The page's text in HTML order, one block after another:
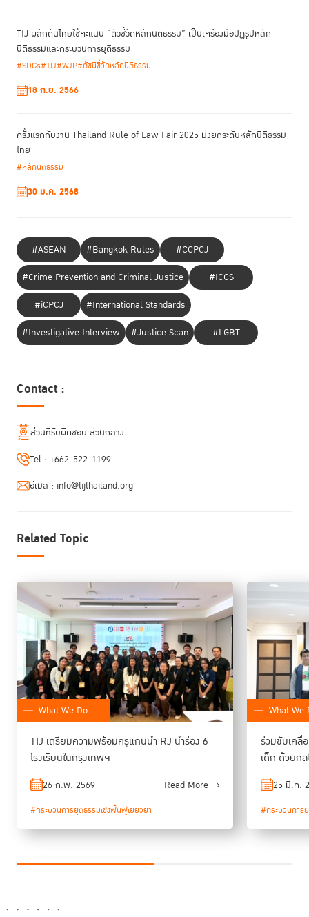
TIJ ผลักดันไทยใช้คะแนน “ตัวชี้วัดหลักนิติธรรม” เป็นเครื่องมือปฏิรูปหลัก
นิติธรรมและกระบวนการยุติธรรม
#SDGs#TIJ#WJP#ดัชนีชี้วัดหลักนิติธรรม
18 ก.ย. 2566
ครั้งแรกกับงาน Thailand Rule of Law Fair 2025 มุ่งยกระดับหลักนิติธรรม
ไทย
#หลักนิติธรรม
30 ม.ค. 2568
#ASEAN #Bangkok Rules
#CCPCJ
#Crime Prevention and Criminal Justice
#ICCS
#iCPCJ
#International Standards
#Investigative Interview
#Justice Scan #LGBT
Contact :
ส่วนที่รับผิดชอบ ส่วนกลาง
Tel : +662-522-1199
อีเมล : info@tijthailand.org
Related Topic
What We Do
TIJ เตรียมความพร้อมครูแกนนำ RJ นำร่อง 6
โรงเรียนในกรุงเทพฯ
26 ก.พ. 2569 Read More
#กระบวนการยุติธรรมเชิงฟื้นฟูเยียวยา
What We
ร่วมขับเคลื่
เด็ก ด้วยก
25 มี.ค.
#กระบวนการ